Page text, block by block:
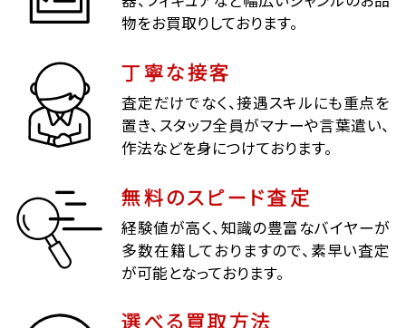
物をお買取りしております。
丁寧な接客
査定だけでなく、接遇スキルにも重点を
置き、スタッフ全員がマナーや言葉遣い、
作法などを身につけております。
無料のスピード査定
経験値が高く、知識の豊富なバイヤーが
多数在籍しておりますので、素早い査定
が可能となっております。
選べる買取方法